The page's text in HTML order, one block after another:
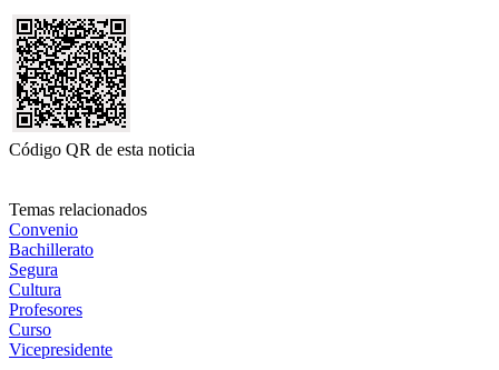
Código QR de esta noticia
Temas relacionados
Convenio
Bachillerato
Segura
Cultura
Profesores
Curso
Vicepresidente